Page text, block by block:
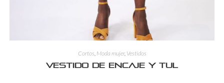
Cortos, Moda mujer, Vestidos
Vestido de encaje y tul